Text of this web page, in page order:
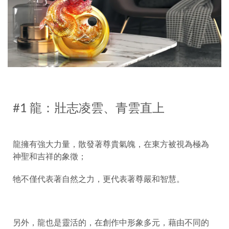
#1 龍：壯志凌雲、青雲直上
龍擁有強大力量，散發著尊貴氣魄，在東方被視為極為
神聖和吉祥的象徵；
牠不僅代表著自然之力，更代表著尊嚴和智慧。
另外，龍也是靈活的，在創作中形象多元，藉由不同的